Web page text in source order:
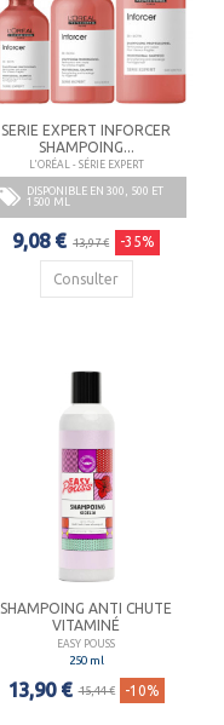
SERIE EXPERT INFORCER
SHAMPOING...
L'ORÉAL - SÉRIE EXPERT
DISPONIBLE EN 300, 500 ET
1500 ML
9,08 € 13,97 € -35%
Consulter
SHAMPOING ANTI CHUTE
VITAMINÉ
EASY POUSS
250 ml
13,90 € 15,44 € -10%